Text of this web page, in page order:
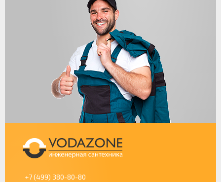
+7 (499) 380-80-80